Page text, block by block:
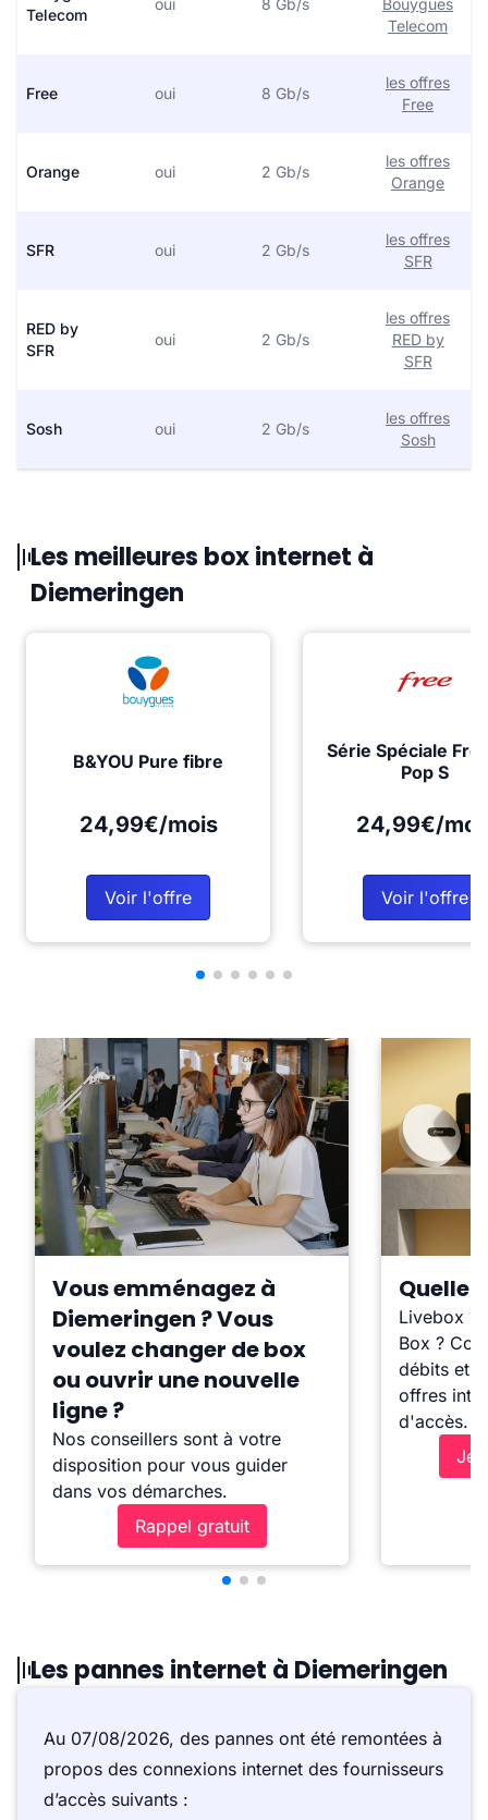
Telecom
oui 8 Gb/s
Bouygues
Telecom
Free oui 8 Gb/s
les offres
Free
Orange oui 2 Gb/s
les offres
Orange
SFR oui 2 Gb/s
les offres
SFR
RED by
SFR
oui 2 Gb/s
les offres
RED by
SFR
Sosh oui 2 Gb/s
les offres
Sosh
Les meilleures box internet à
Diemeringen
B&YOU Pure fibre
24,99€/mois
Voir l'offre
Série Spéciale
Pop S
24,99€/
Voir l'offre
Vous emménagez à
Diemeringen ? Vous
voulez changer de box
ou ouvrir une nouvelle
ligne ?
Nos conseillers sont à votre
disposition pour vous guider
dans vos démarches.
Rappel gratuit
Quelle
Livebox ?
Box ?
débits et
offres
d'accès.
Je
Les pannes internet à Diemeringen
Au 07/08/2026, des pannes ont été remontées à
propos des connexions internet des fournisseurs
d’accès suivants :